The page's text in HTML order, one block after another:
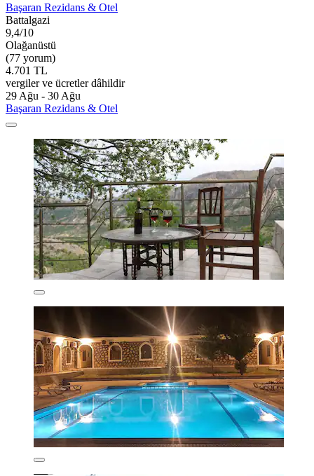
Başaran Rezidans & Otel
Battalgazi
9,4/10
Olağanüstü
(77 yorum)
4.701 TL
vergiler ve ücretler dâhildir
29 Ağu - 30 Ağu
Başaran Rezidans & Otel